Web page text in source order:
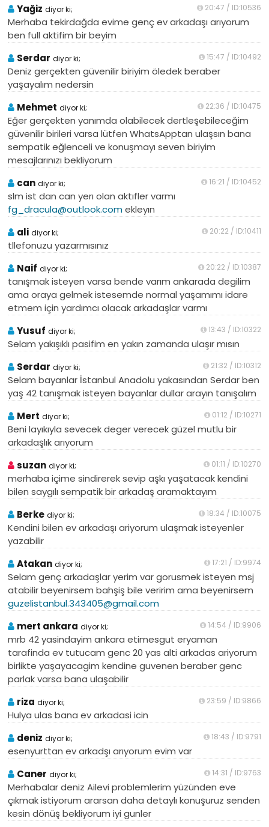
Yağiz diyor ki; 20:47 / ID:10536
Merhaba tekirdağda evime genç ev arkadaşı arıyorum
ben full aktifim bir beyim
Serdar diyor ki; 15:47 / ID:10492
Deniz gerçekten güvenilir biriyim öledek beraber
yaşayalım nedersin
Mehmet diyor ki; 22:36 / ID:10475
Eğer gerçekten yanımda olabilecek dertleşebileceğim
güvenilir birileri varsa lütfen WhatsApptan ulaşsın bana
sempatik eğlenceli ve konuşmayı seven biriyim
mesajlarınızı bekliyorum
can diyor ki; 16:21 / ID:10452
slm ist dan can yerı olan aktıfler varmı
fg_dracula@outlook.comekleyın
ali diyor ki; 20:22 / ID:10411
tllefonuzu yazarmısınız
Naif diyor ki; 20:22 / ID:10387
tanışmak isteyen varsa bende varım ankarada degilim
ama oraya gelmek istesemde normal yaşamımı idare
etmem için yardımcı olacak arkadaşlar varmı
Yusuf diyor ki; 13:43 / ID:10322
Selam yakışıklı pasifim en yakın zamanda ulaşır mısın
Serdar diyor ki; 21:32 / ID:10312
Selam bayanlar İstanbul Anadolu yakasından Serdar ben
yaş 42 tanışmak isteyen bayanlar dullar arayın tanışalım
Mert diyor ki; 01:12 / ID:10271
Beni layıkıyla sevecek deger verecek güzel mutlu bir
arkadaşlık arıyorum
suzan diyor ki; 01:11 / ID:10270
merhaba içime sindirerek sevip aşkı yaşatacak kendini
bilen saygılı sempatik bir arkadaş aramaktayım
Berke diyor ki; 18:34 / ID:10075
Kendini bilen ev arkadaşı ariyorum ulaşmak isteyenler
yazabilir
Atakan diyor ki; 17:21 / ID:9974
Selam genç arkadaşlar yerim var gorusmek isteyen msj
atabilir beyenirsem bahşiş bile veririm ama beyenirsem
guzelistanbul.343405@gmail.com
mert ankara diyor ki; 14:54 / ID:9906
mrb 42 yasindayim ankara etimesgut eryaman
tarafinda ev tutucam genc 20 yas alti arkadas ariyorum
birlikte yaşayacagim kendine guvenen beraber genc
parlak varsa bana ulaşabilir
riza diyor ki; 23:59 / ID:9866
Hulya ulas bana ev arkadasi icin
deniz diyor ki; 18:43 / ID:9791
esenyurttan ev arkadşı arıyorum evim var
Caner diyor ki; 14:31 / ID:9763
Merhabalar deniz Ailevi problemlerim yüzünden eve
çıkmak istiyorum ararsan daha detaylı konuşuruz senden
kesin dönüş bekliyorum iyi gunler